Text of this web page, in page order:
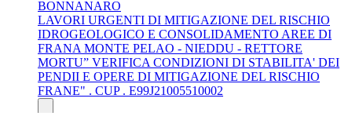
BONNANARO
LAVORI URGENTI DI MITIGAZIONE DEL RISCHIO
IDROGEOLOGICO E CONSOLIDAMENTO AREE DI
FRANA MONTE PELAO - NIEDDU - RETTORE
MORTU” VERIFICA CONDIZIONI DI STABILITA' DEI
PENDII E OPERE DI MITIGAZIONE DEL RISCHIO
FRANE" . CUP . E99J21005510002